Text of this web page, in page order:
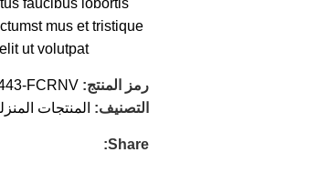
faucibus lobortis
mus et tristique
ut volutpat.
رمز المنتج: FCRNV
التصنيف: المنتجات
Share: